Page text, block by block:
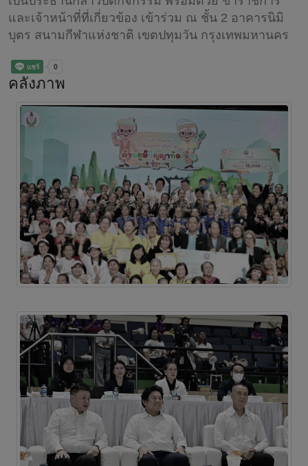
และเจ้าหน้าที่ที่เกี่ยวข้อง เข้าร่วม ณ ชั้น 2 อาคารนิมิ
บุตร สนามกีฬาแห่งชาติ เขตปทุมวัน กรุงเทพมหานคร
คลังภาพ